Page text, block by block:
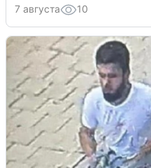
7 августа 10